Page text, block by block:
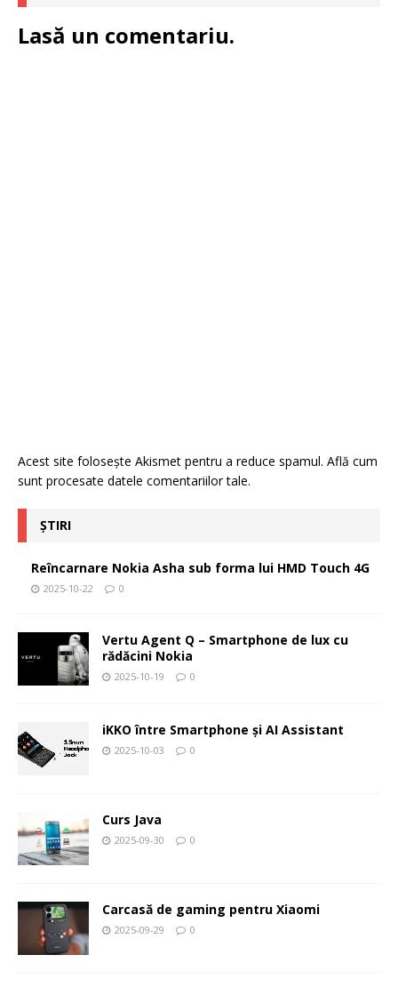
Lasă un comentariu.
Acest site folosește Akismet pentru a reduce spamul. Află cum
sunt procesate datele comentariilor tale.
ȘTIRI
Reîncarnare Nokia Asha sub forma lui HMD Touch 4G
2025-10-22 0
Vertu Agent Q – Smartphone de lux cu
rădăcini Nokia
2025-10-19 0
iKKO între Smartphone și AI Assistant
2025-10-03 0
Curs Java
2025-09-30 0
Carcasă de gaming pentru Xiaomi
2025-09-29 0